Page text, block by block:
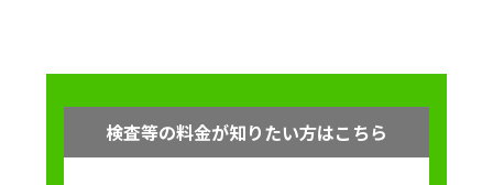
検査等の料金が知りたい方はこちら